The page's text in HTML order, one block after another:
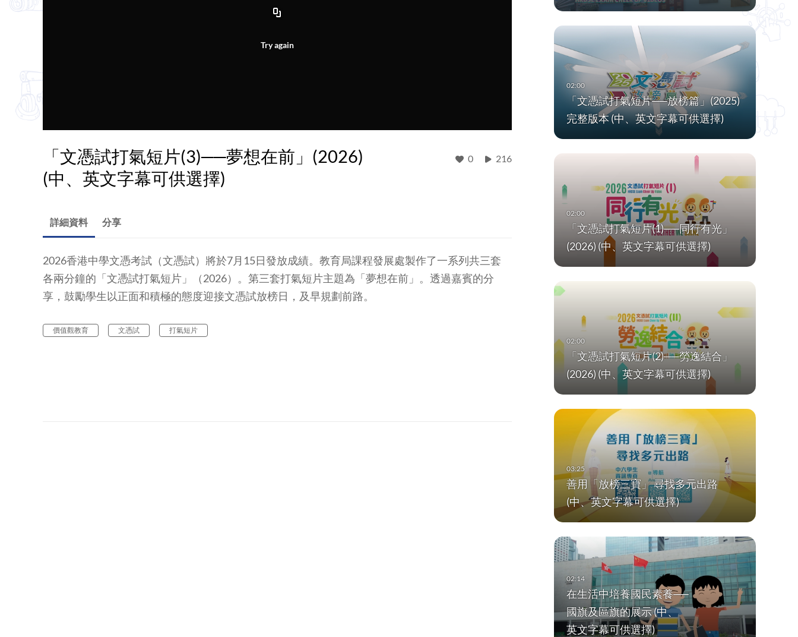
Try again
「文憑試打氣短片(3)──夢想在前」(2026)
(中、英文字幕可供選擇)
0 216
「文憑試打氣短片──放榜篇」(2025)
完整版本 (中、英文字幕可供選擇)
「文憑試打氣短片(1)──同行有光」
(2026) (中、英文字幕可供選擇)
「文憑試打氣短片(2)──勞逸結合」
(2026) (中、英文字幕可供選擇)
善用「放榜三寶」 尋找多元出路
(中、英文字幕可供選擇)
在生活中培養國民素養──
國旗及區旗的展示 (中、
英文字幕可供選擇)
詳細資料 分享
2026香港中學文憑考試（文憑試）將於7月15日發放成績。教育局課程發展處製作了一系列共三套
各兩分鐘的「文憑試打氣短片」（2026）。第三套打氣短片主題為「夢想在前」。透過嘉賓的分
享，鼓勵學生以正面和積極的態度迎接文憑試放榜日，及早規劃前路。
價值觀教育 文憑試 打氣短片